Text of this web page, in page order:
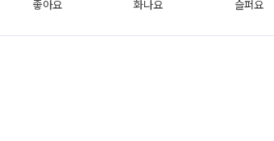
좋아요 화나요 슬퍼요